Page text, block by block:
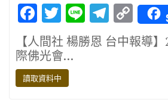
F
ac
e
b
o
T
w
it
te
r
Li
n
e
T
el
e
C
o
p
【人間社 楊勝恩 台中報導
際佛光會…
讀取資料中